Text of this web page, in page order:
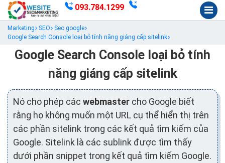
093.784.1299
Marketing SEO
Seo google
Google Search Console loại bỏ tính năng giáng cấp sitelink
Google Search Console loại bỏ tính
năng giáng cấp sitelink
Nó cho phép các webmaster cho Google biết
rằng họ không muốn một URL cụ thể hiển thị trên
các phần sitelink trong các kết quả tìm kiếm của
Google. Sitelink là các sublink được tìm thấy
dưới phần snippet trong kết quả tìm kiếm Google.